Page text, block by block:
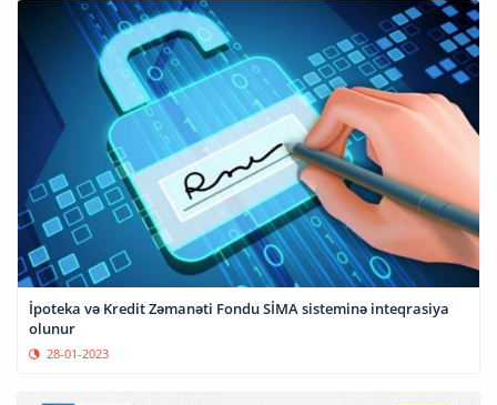
İpoteka və Kredit Zəmanəti Fondu SİMA sisteminə inteqrasiya
olunur
28-01-2023